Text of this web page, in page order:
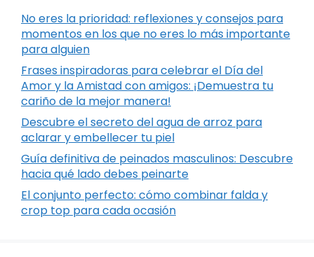
No eres la prioridad: reflexiones y consejos para
momentos en los que no eres lo más importante
para alguien
Frases inspiradoras para celebrar el Día del
Amor y la Amistad con amigos: ¡Demuestra tu
cariño de la mejor manera!
Descubre el secreto del agua de arroz para
aclarar y embellecer tu piel
Guía definitiva de peinados masculinos: Descubre
hacia qué lado debes peinarte
El conjunto perfecto: cómo combinar falda y
crop top para cada ocasión